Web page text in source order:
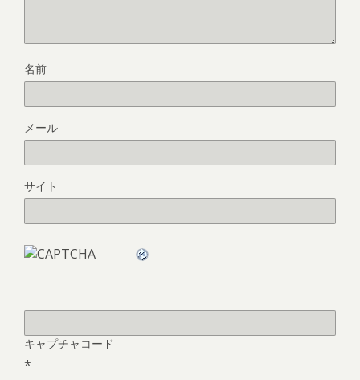
名前
メール
サイト
キャプチャコード
*